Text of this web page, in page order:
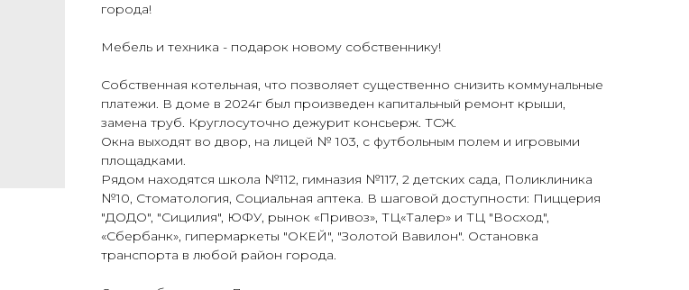
города!
Мебель и техника - подарок новому собственнику!
Собственная котельная, что позволяет существенно снизить коммунальные
платежи. В доме в 2024г был произведен капитальный ремонт крыши,
замена труб. Круглосуточно дежурит консьерж. ТСЖ.
Окна выходят во двор, на лицей № 103, с футбольным полем и игровыми
площадками.
Рядом находятся школа №112, гимназия №117, 2 детских сада, Поликлиника
№10, Стоматология, Социальная аптека. В шаговой доступности: Пиццерия
"ДОДО", "Сицилия", ЮФУ, рынок «Привоз», ТЦ«Талер» и ТЦ "Восход",
«Сбербанк», гипермаркеты "ОКЕЙ", "Золотой Вавилон". Остановка
транспорта в любой район города.